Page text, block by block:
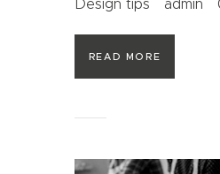
Design tips admin
READ MORE